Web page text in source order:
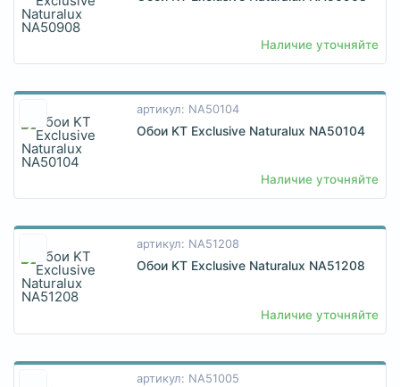
Наличие уточняйте
артикул: NA50104
Обои KT Exclusive Naturalux NA50104
Наличие уточняйте
артикул: NA51208
Обои KT Exclusive Naturalux NA51208
Наличие уточняйте
артикул: NA51005